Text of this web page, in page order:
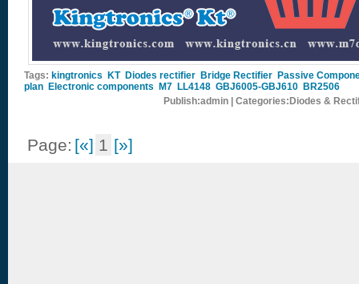
Tags: kingtronics KT Diodes rectifier Bridge Rectifier Passive
plan Electronic components M7 LL4148 GBJ6005-GBJ610 BR2506
Publish:admin | Categories:Diodes &
Page: [«] 1 [»]